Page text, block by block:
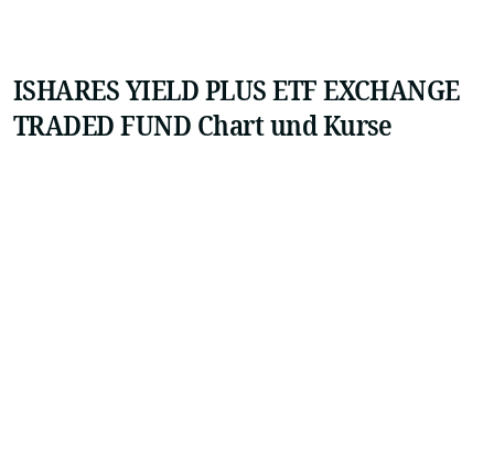
ISHARES YIELD PLUS ETF EXCHANGE
TRADED FUND Chart und Kurse